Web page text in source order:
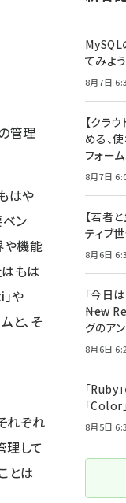
管理
はや
ン
や機能
もは
や
と、そ
れぞれ
理して
とは
MySQL
てみよう
8月7日
【クラ
める、
フォー
8月7日
【若者
ティブ
8月6日
「今日
――New
グのア
8月6日
「Ruby
「Color
8月5日